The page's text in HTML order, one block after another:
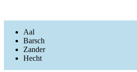
Aal
Barsch
Zander
Hecht